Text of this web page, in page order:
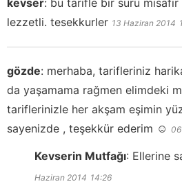
lezzetli. tesekkurler 13 Haziran 2014
gözde: merhaba, tarifleriniz
da yaşamama rağmen elimdeki
tariflerinizle her akşam eşimin
sayenizde , teşekkür ederim ☺️
Kevserin Mutfağı: Ellerine
Haziran 2014 14:26